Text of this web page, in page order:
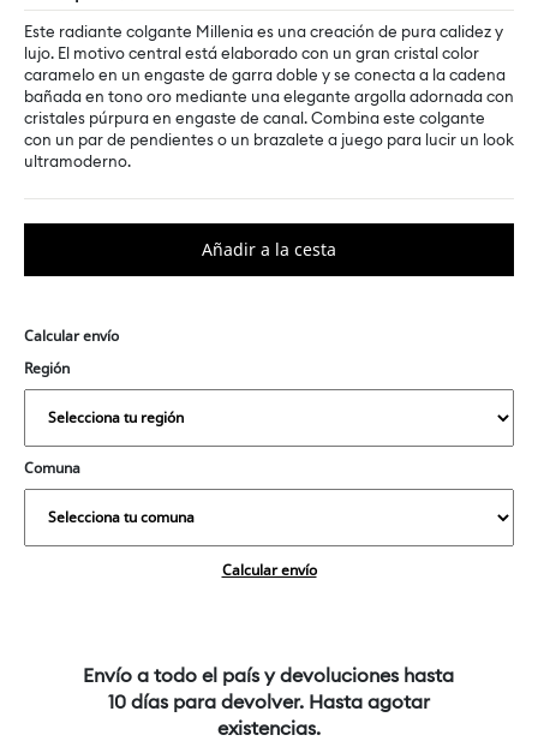
Este radiante colgante Millenia es una creación de pura calidez y
lujo. El motivo central está elaborado con un gran cristal color
caramelo en un engaste de garra doble y se conecta a la cadena
bañada en tono oro mediante una elegante argolla adornada con
cristales púrpura en engaste de canal. Combina este colgante
con un par de pendientes o un brazalete a juego para lucir un look
ultramoderno.
Calcular envío
Región
Comuna
Calcular envío
Envío a todo el país y devoluciones hasta
10 días para devolver. Hasta agotar
existencias.